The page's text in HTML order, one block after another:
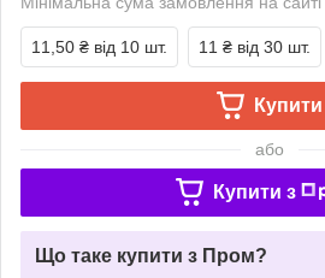
11,50 ₴ від 10 шт. 11 ₴ від 30 шт.
Купити
або
Купити з
Що таке купити з Пром?